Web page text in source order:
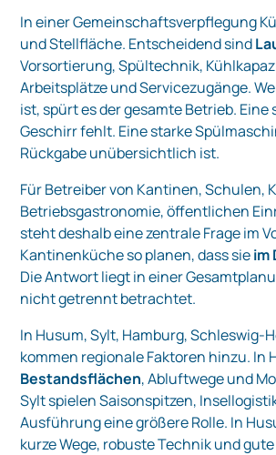
In einer Gemeinschaftsverpflegung
und Stellfläche. Entscheidend sind
Vorsortierung, Spültechnik,
Arbeitsplätze und Servicezugänge.
ist, spürt es der gesamte Betrieb.
Geschirr fehlt. Eine starke
Rückgabe unübersichtlich ist.
Für Betreiber von Kantinen, Schulen,
Betriebsgastronomie, öffentlichen
steht deshalb eine zentrale Frage im
Kantinenküche so planen, dass sieim
Die Antwort liegt in einer
nicht getrennt betrachtet.
In Husum, Sylt, Hamburg,
kommen regionale Faktoren hinzu. In
Bestandsflächen, Abluftwege und
Sylt spielen Saisonspitzen,
Ausführung eine größere Rolle. In
kurze Wege, robuste Technik und